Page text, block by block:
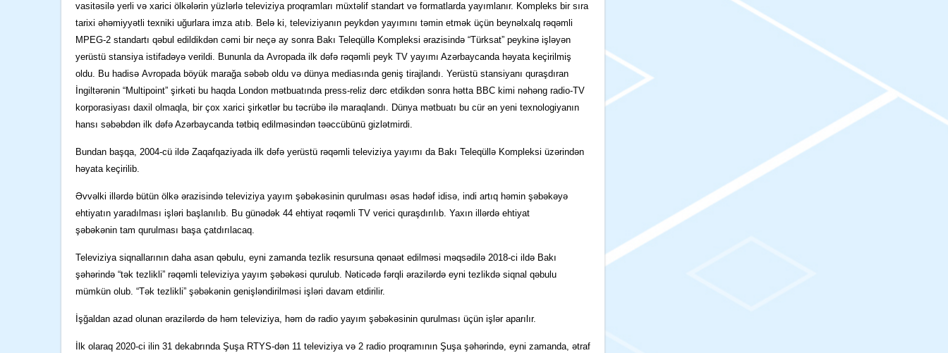
vasitəsilə yerli və xarici ölkələrin yüzlərlə televiziya proqramları müxtəlif standart və formatlarda yayımlanır. Kompleks bir sıra
tarixi əhəmiyyətli texniki uğurlara imza atıb . Belə ki, televiziyanın peykdən yayımını təmin etmək üçün beynəlxalq rəqəmli
MPEG-2 standartı qəbul edildikdən cəmi bir neçə ay sonra Bakı Teleqüllə Kompleksi ərazisində “Türksat” peykinə işləyən
yerüstü stansiya istifadəyə verildi . Bununla da Avropada ilk dəfə rəqəmli peyk TV yayımı Azərbaycanda həyata keçirilmiş
oldu. Bu hadisə Avropada böyük marağa səbəb oldu və dünya mediasında geniş tirajlandı . Yerüstü stansiyanı quraşdıran
İngiltərənin “Multipoint” şirkəti bu haqda London mətbuatında press-reliz dərc etdikdən sonra hətta BBC kimi nəhəng radio-TV
korporasiyası daxil olmaqla, bir çox xarici şirkətlər bu təcrübə ilə maraqlandı. Dünya mətbuatı bu cür ən yeni texnologiyanın
hansı səbəbdən ilk dəfə Azərbaycanda tətbiq edilməsindən təəccübünü gizlətmirdi
Bundan başqa, 2004-cü ildə Zaqafqaziyada ilk dəfə yerüstü rəqəmli televiziya yayımı da Bakı Teleqüllə Kompleksi üzərindən
həyata keçirilib
Əvvəlki illərdə bütün ölkə ərazisində televiziya yayım şəbəkəsinin qurulması əsas hədəf idisə, indi artıq həmin şəbəkəyə
ehtiyatın yaradılması işləri başlanılıb Bu günədək 44 ehtiyat rəqəmli TV verici quraşdırılıb . Yaxın illərdə ehtiyat
şəbəkənin tam qurulması başa çatdırılacaq
Televiziya siqnallarının daha asan qəbulu, eyni zamanda tezlik resursuna qənaət edilməsi məqsədilə 2018-ci ildə Bakı
şəhərində “tək tezlikli” rəqəmli televiziya yayım şəbəkəsi qurulub . Nəticədə fərqli ərazilərdə eyni tezlikdə siqnal qəbulu
mümkün olub “Tək tezlikli” şəbəkənin genişləndirilməsi işləri davam etdirilir.
İşğaldan azad olunan ərazilərdə də həm televiziya, həm də radio yayım şəbəkəsinin qurulması üçün işləraparılır.
İlk olaraq 2020-ci ilin 31 dekabrında Şuşa RTYS-dən 11 televiziya və 2 radio proqramının Şuşa şəhərində, eyni zamanda, ətraf